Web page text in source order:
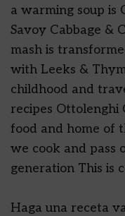
a warming soup is
Savoy Cabbage &
mash is
with Leeks &
childhood and
recipes Ottolenghi
food and home of
we cook and pass
generation This is
Haga una receta